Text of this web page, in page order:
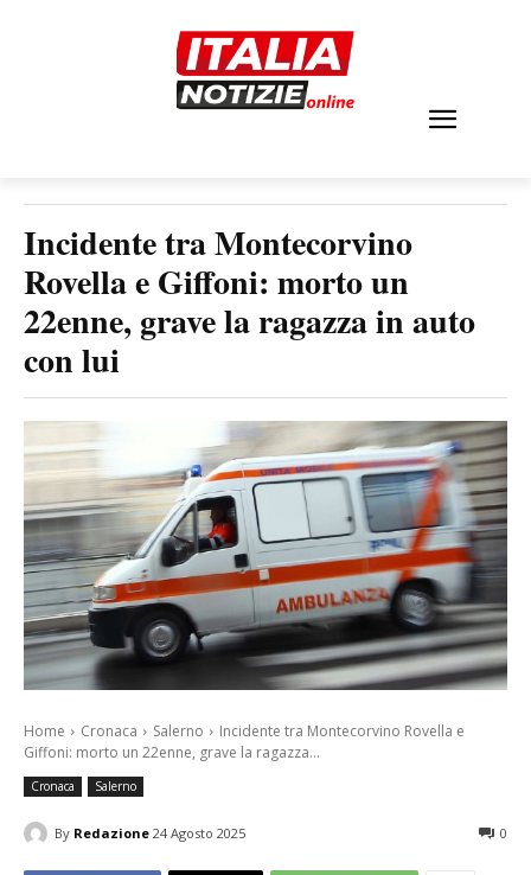
Incidente tra Montecorvino
Rovella e Giffoni: morto un
22enne, grave la ragazza in auto
con lui
Home Cronaca Salerno
Incidente tra Montecorvino Rovella e
Giffoni: morto un 22enne, grave la ragazza...
Cronaca Salerno
By Redazione 24 Agosto 2025 0